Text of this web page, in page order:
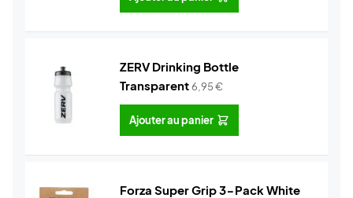
ZERV Drinking Bottle
Transparent6,95€
Ajouter au panier
Forza Super Grip 3-Pack White